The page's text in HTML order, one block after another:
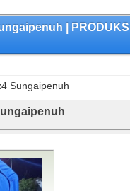
|
Sungaipenuh